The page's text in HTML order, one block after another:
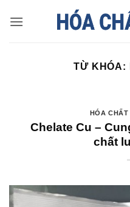
TỪ KHÓA:
HÓA CHẤT
Chelate Cu –
chất